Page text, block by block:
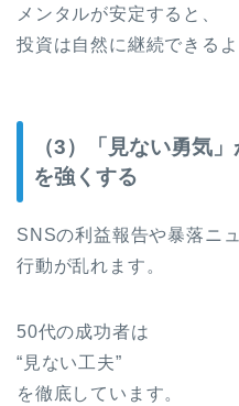
メンタルが安定すると、
投資は自然に継続できるよ
（3）「見ない勇気
を強くする
SNSの利益報告や暴落ニ
行動が乱れます。
50代の成功者は
“見ない工夫”
を徹底しています。